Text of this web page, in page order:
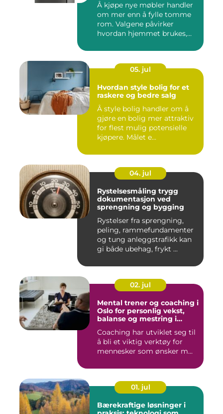
Å kjøpe nye møbler handler
om mer enn å fylle tomme
rom. Valgene påvirker
hvordan hjemmet brukes,
05. jul
Hvordan style bolig for et
raskere og bedre salg
Å style bolig handler om å
gjøre en bolig mer attraktiv
for flest mulig potensielle
kjøpere. Målet e...
04. jul
Rystelsesmåling trygg
dokumentasjon ved
sprengning og bygging
Rystelser fra sprengning,
peling, rammefundamenter
og tung anleggstrafikk kan
gi både ubehag, frykt ...
02. jul
Mental trener og coaching i
Oslo for personlig vekst,
balanse og mestring i
Coaching har utviklet seg til
å bli et viktig verktøy for
mennesker som ønsker m...
01. jul
Bærekraftige løsninger i